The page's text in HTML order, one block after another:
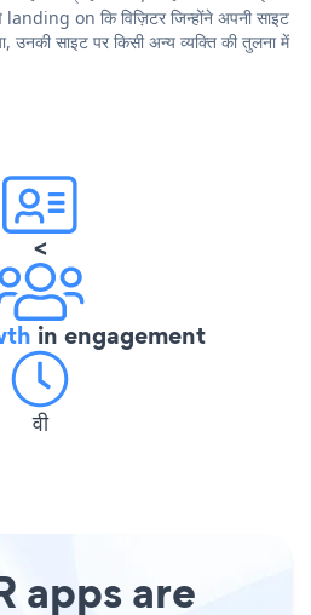
on कि विज़िटर जिन्होंने अपनी साइट
साइट पर किसी अन्य व्यक्ति की तुलना में
<
in engagement
वी
apps are